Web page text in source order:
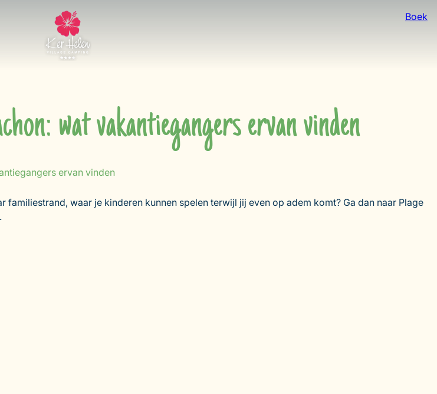
Boek
wat vakantiegangers ervan vinden
ervan vinden
waar je kinderen kunnen spelen terwijl jij even op adem komt? Ga dan naar Plage